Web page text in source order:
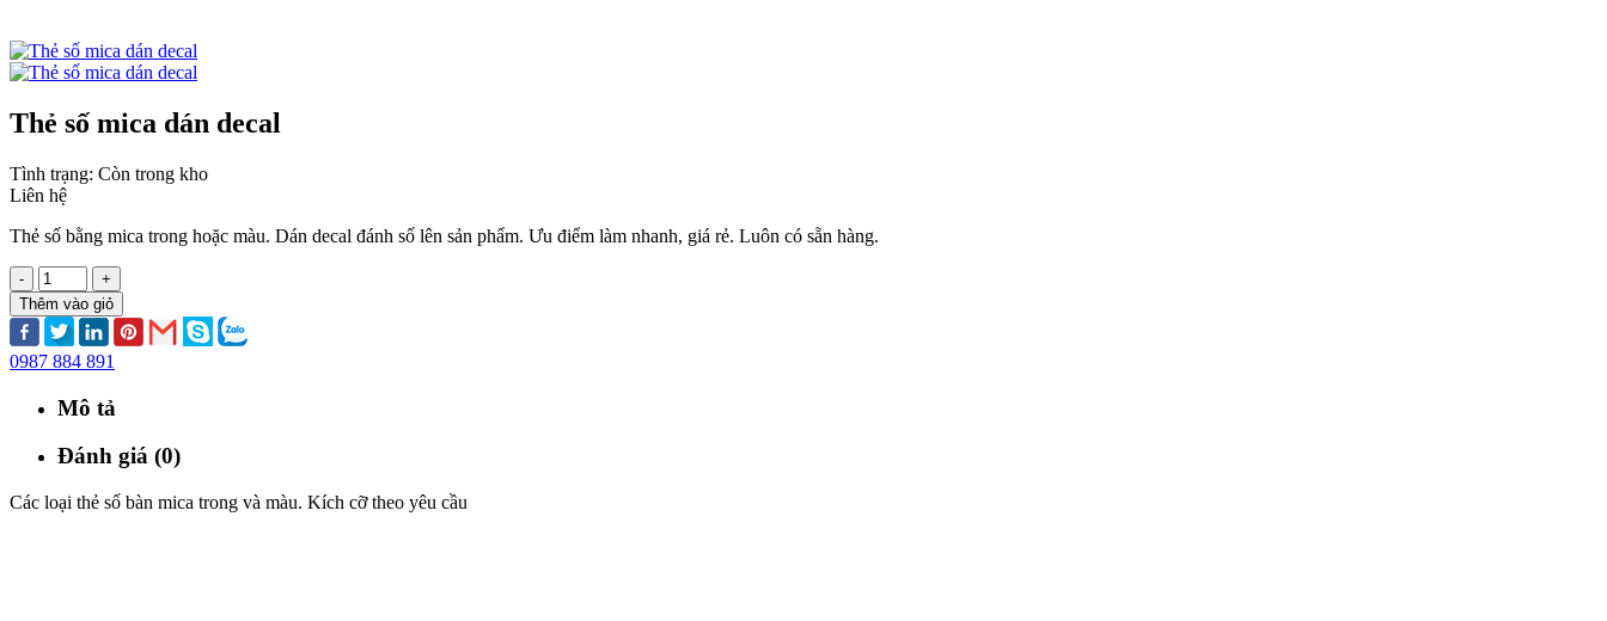
Thẻ số mica dán decal
Tình trạng: Còn trong kho
Liên hệ
Thẻ số bằng mica trong hoặc màu. Dán decal đánh số lên sản phẩm. Ưu điểm làm nhanh, giá rẻ. Luôn có sẵn hàng.
-
+
Thêm vào giỏ
0987 884 891
Mô tả
Đánh giá (0)
Các loại thẻ số bàn mica trong và màu. Kích cỡ theo yêu cầu